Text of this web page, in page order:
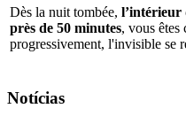
Dès la nuit tombée, l’intérieur
près de 50 minutes, vous êtes
progressivement, l'invisible se
Notícias